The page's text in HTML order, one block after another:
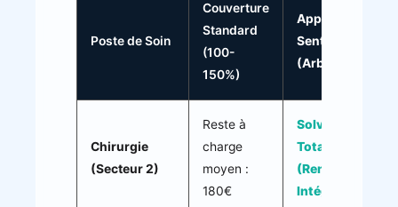
Poste de Soin
Couverture
Standard
(100-
150%)
Approche
Sentinel
(Arbitrée)
Chirurgie
(Secteur 2)
Reste à
charge
moyen :
180€
Solvabilité
Totale
(Remb.
Intégral)